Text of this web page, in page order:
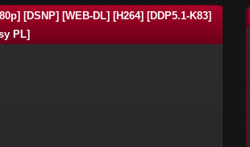
[DSNP] [WEB-DL] [H264] [DDP5.1-K83]
PL]